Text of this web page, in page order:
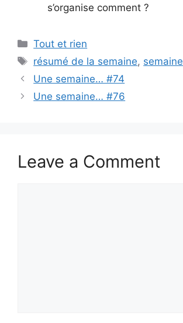
s’organise comment ?
Categories
Tout et rien
Tags
résumé de la semaine, semaine
Une semaine… #74
Une semaine… #76
Leave a Comment